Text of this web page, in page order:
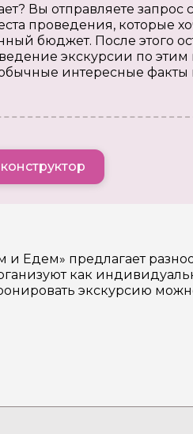
Вы отправляете
проведения, которые
бюджет. После этого
экскурсии по
интересные
Едем» предлагает
как
экскурсию